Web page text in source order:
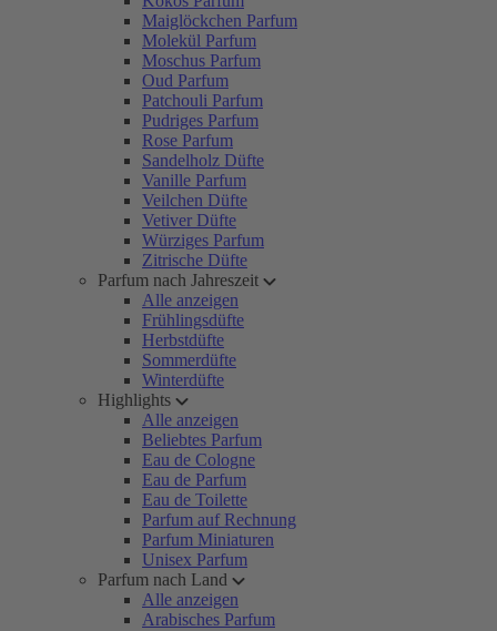
Maiglöckchen Parfum
Molekül Parfum
Moschus Parfum
Oud Parfum
Patchouli Parfum
Pudriges Parfum
Rose Parfum
Sandelholz Düfte
Vanille Parfum
Veilchen Düfte
Vetiver Düfte
Würziges Parfum
Zitrische Düfte
Parfum nach Jahreszeit
Alle anzeigen
Frühlingsdüfte
Herbstdüfte
Sommerdüfte
Winterdüfte
Highlights
Alle anzeigen
Beliebtes Parfum
Eau de Cologne
Eau de Parfum
Eau de Toilette
Parfum auf Rechnung
Parfum Miniaturen
Unisex Parfum
Parfum nach Land
Alle anzeigen
Arabisches Parfum